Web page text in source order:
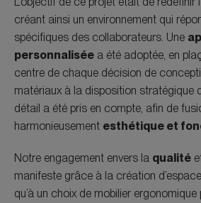
créant ainsi un environnement qui
spécifiques des collaborateurs. Une
personnalisée a été adoptée, en
centre de chaque décision de
matériaux à la disposition stratégique
détail a été pris en compte, afin de
harmonieusement esthétique et
Notre engagement envers la qualité
manifeste grâce à la création
qu’à un choix de mobilier